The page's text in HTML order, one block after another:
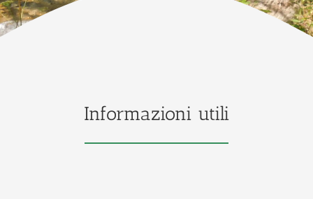
Informazioni utili